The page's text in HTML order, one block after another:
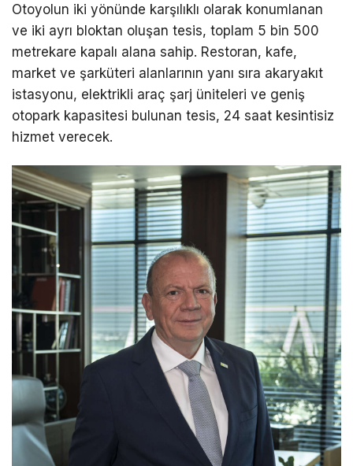
Otoyolun iki yönünde karşılıklı olarak konumlanan
ve iki ayrı bloktan oluşan tesis, toplam 5 bin 500
metrekare kapalı alana sahip. Restoran, kafe,
market ve şarküteri alanlarının yanı sıra akaryakıt
istasyonu, elektrikli araç şarj üniteleri ve geniş
otopark kapasitesi bulunan tesis, 24 saat kesintisiz
hizmet verecek.